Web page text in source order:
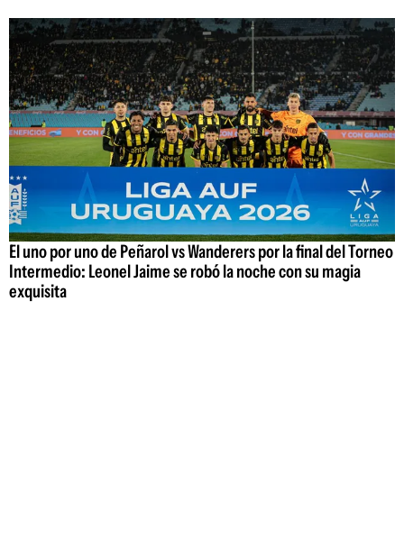
El uno por uno de Peñarol vs Wanderers por la final del Torneo
Intermedio: Leonel Jaime se robó la noche con su magia
exquisita